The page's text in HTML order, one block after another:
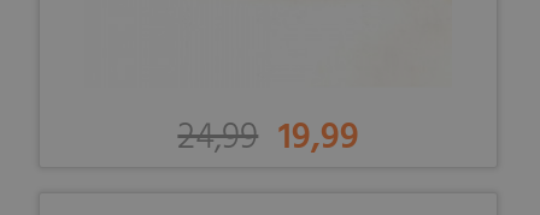
24,99 19,99